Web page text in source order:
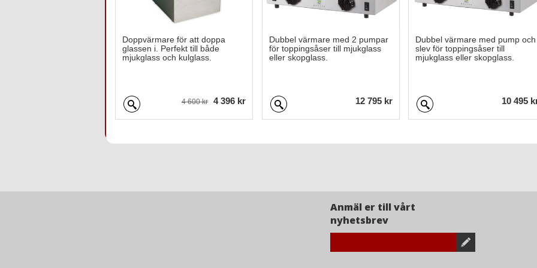
Doppvärmare för att doppa
glassen i. Perfekt till både
mjukglass och kulglass.
4 600 kr 4 396 kr
Dubbel värmare med 2 pumpar
för toppingsåser till mjukglass
eller skopglass.
12 795 kr
Dubbel värmare med pump och
slev för toppingsåser till
mjukglass eller skopglass.
10 495
Anmäl er till vårt
nyhetsbrev